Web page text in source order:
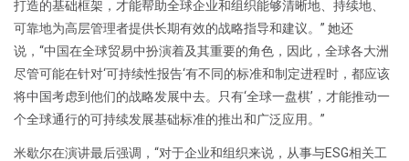
打造的基础框架，才能帮助全球企业和组织能够清晰地、持续地、
可靠地为高层管理者提供长期有效的战略指导和建议。” 她还
说，“中国在全球贸易中扮演着及其重要的角色，因此，全球各大洲
尽管可能在针对‘可持续性报告‘有不同的标准和制定进程时，都应该
将中国考虑到他们的战略发展中去。只有‘全球一盘棋’，才能推动一
个全球通行的可持续发展基础标准的推出和广泛应用。”
米歇尔在演讲最后强调，“对于企业和组织来说，从事与ESG相关工